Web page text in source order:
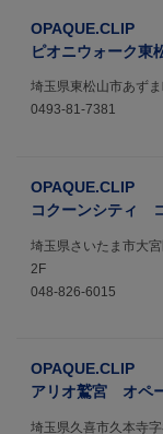
OPAQUE.CLIP
ピオニウォーク
埼玉県東松山市あず
0493-81-7381
OPAQUE.CLIP
コクーンシティ
埼玉県さいたま市大
2F
048-826-6015
OPAQUE.CLIP
アリオ鷲宮 オペ
埼玉県久喜市久本寺